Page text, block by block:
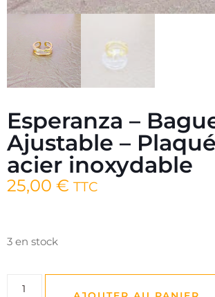
Esperanza –
Ajustable –
acier inoxydable
25,00 € TTC
3 en stock